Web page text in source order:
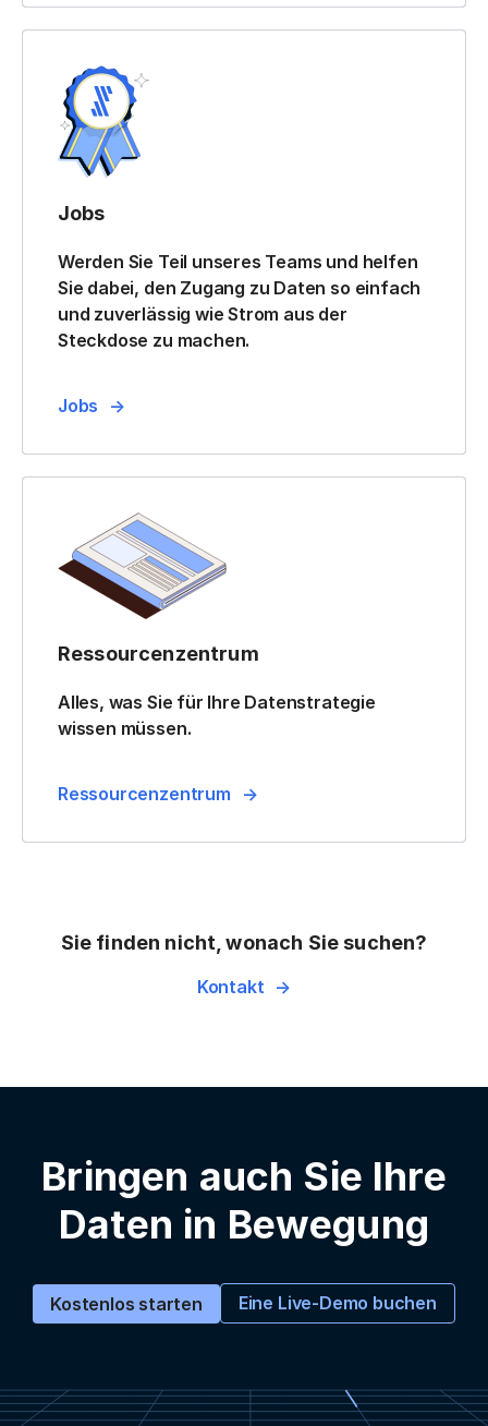
Jobs
Werden Sie Teil unseres Teams und helfen
Sie dabei, den Zugang zu Daten so einfach
und zuverlässig wie Strom aus der
Steckdose zu machen.
Jobs
Ressourcenzentrum
Alles, was Sie für Ihre Datenstrategie
wissen müssen.
Ressourcenzentrum
Sie finden nicht, wonach Sie suchen?
Kontakt
Bringen auch Sie Ihre
Daten in Bewegung
Kostenlos starten Eine Live-Demo buchen